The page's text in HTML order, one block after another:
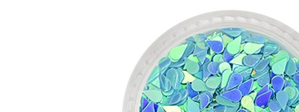
Nail Art Folien
Nail Stamping
Glitter
INK Colors
Nail Art Sets